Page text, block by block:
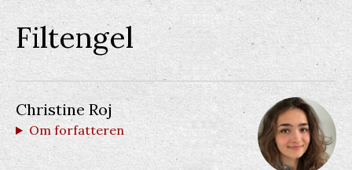
Filtengel
Christine Roj
Om forfatteren